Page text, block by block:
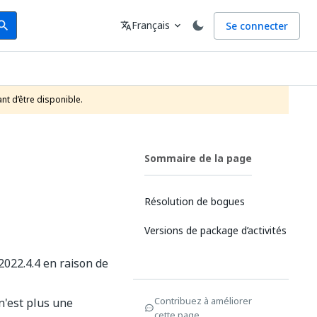
Langue
translateFrançais expand_more Se connecter
d’être disponible.
en raison de
plus une
Sommaire de la page
Résolution de bogues
Versions de package d’activités
Contribuez à améliorer